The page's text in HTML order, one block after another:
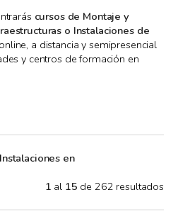
cursos de Montaje y
o Instalaciones de
a distancia y semipresencial
y centros de formación en
en
1 al 15 de 262 resultados